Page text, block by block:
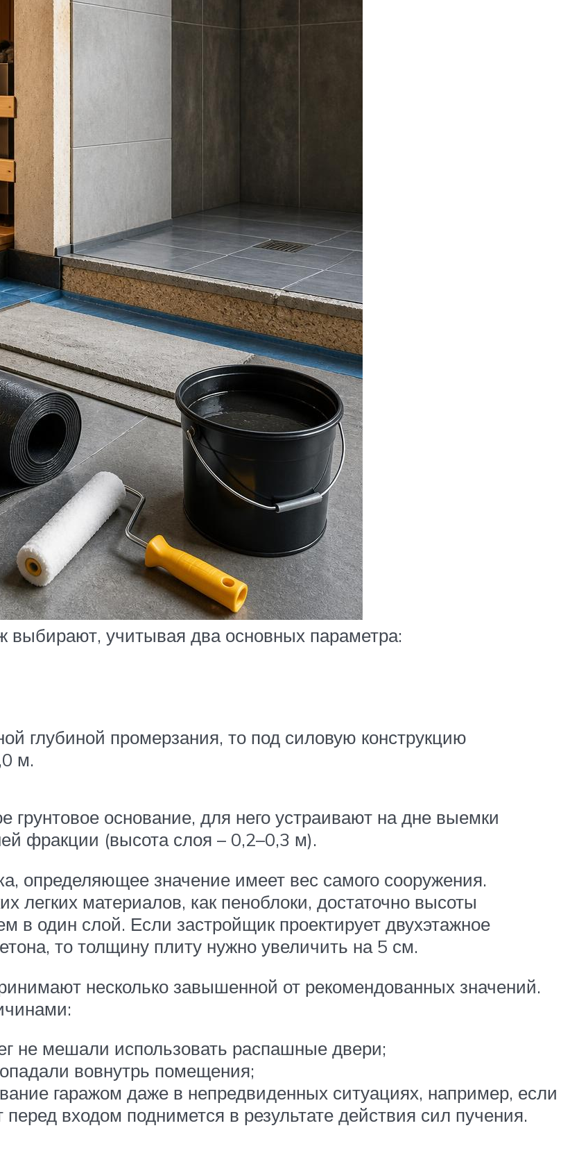
выбирают, учитывая два основных параметра:
глубиной промерзания, то под силовую конструкцию
м.
основание, для него устраивают на дне выемки
фракции (высота слоя – 0,2–0,3 м).
определяющее значение имеет вес самого сооружения.
легких материалов, как пеноблоки, достаточно высоты
один слой. Если застройщик проектирует двухэтажное
то толщину плиту нужно увеличить на 5 см.
несколько завышенной от рекомендованных значений.
не мешали использовать распашные двери;
вовнутрь помещения;
гаражом даже в непредвиденных ситуациях, например, если
входом поднимется в результате действия сил пучения.